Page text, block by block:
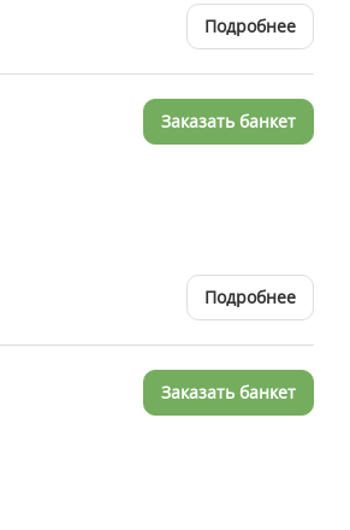
Подробнее
Подробнее
Заказать банкет
Заказать банкет